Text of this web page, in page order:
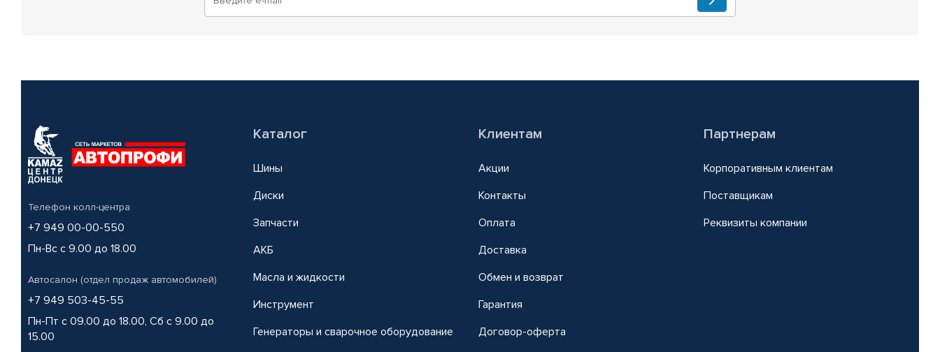
Телефон колл-центра
+7 949 00-00-550
Пн-Вс с 9.00 до 18.00
Автосалон (отдел продаж автомобилей)
+7 949 503-45-55
Пн-Пт с 09.00 до 18.00, Сб с 9.00 до
15.00
Каталог
Шины
Диски
Запчасти
АКБ
Масла и жидкости
Инструмент
Генераторы и сварочное оборудование
Клиентам
Акции
Контакты
Оплата
Доставка
Обмен и возврат
Гарантия
Договор-оферта
Партнерам
Корпоративным клиентам
Поставщикам
Реквизиты компании